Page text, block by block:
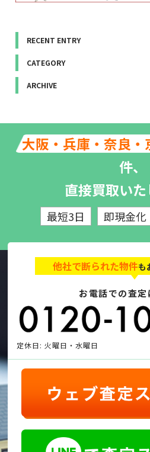
RECENT ENTRY
CATEGORY
ARCHIVE
大阪・兵庫・奈良・
件、
直接買取いた
最短3日 即現金化
他社で断られた物件も
お電話での査定
定休日: 火曜日・水曜日